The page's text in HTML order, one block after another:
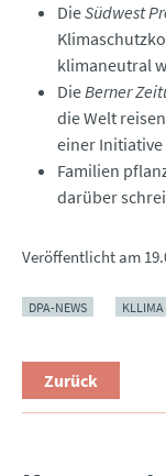
DieSüdwest
klimaneutral
DieBerner
die Welt
einer
Familien
darüber
Veröffentlicht am
DPA-NEWS KLLIMA
Zurück